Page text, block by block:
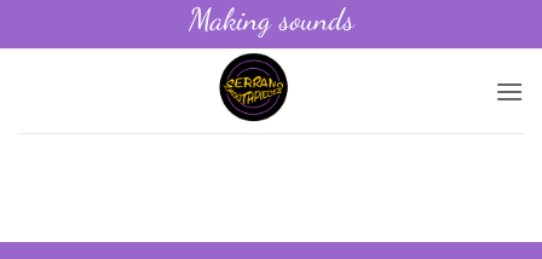
al
Making sounds